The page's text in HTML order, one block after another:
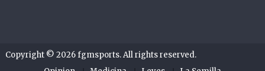
Copyright © 2026fgmsports. All rights reserved.